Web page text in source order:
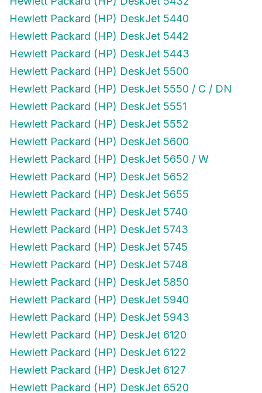
Hewlett Packard (HP) DeskJet 5440
Hewlett Packard (HP) DeskJet 5442
Hewlett Packard (HP) DeskJet 5443
Hewlett Packard (HP) DeskJet 5500
Hewlett Packard (HP) DeskJet 5550 / C / DN
Hewlett Packard (HP) DeskJet 5551
Hewlett Packard (HP) DeskJet 5552
Hewlett Packard (HP) DeskJet 5600
Hewlett Packard (HP) DeskJet 5650 / W
Hewlett Packard (HP) DeskJet 5652
Hewlett Packard (HP) DeskJet 5655
Hewlett Packard (HP) DeskJet 5740
Hewlett Packard (HP) DeskJet 5743
Hewlett Packard (HP) DeskJet 5745
Hewlett Packard (HP) DeskJet 5748
Hewlett Packard (HP) DeskJet 5850
Hewlett Packard (HP) DeskJet 5940
Hewlett Packard (HP) DeskJet 5943
Hewlett Packard (HP) DeskJet 6120
Hewlett Packard (HP) DeskJet 6122
Hewlett Packard (HP) DeskJet 6127
Hewlett Packard (HP) DeskJet 6520